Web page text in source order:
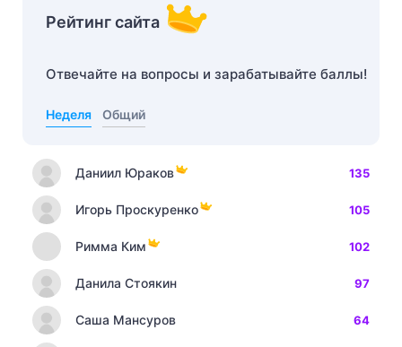
Рейтинг сайта
Отвечайте на вопросы и зарабатывайте баллы!
Неделя Общий
Даниил Юраков 135
Игорь Проскуренко 105
Римма Ким 102
Данила Стоякин 97
Саша Мансуров 64